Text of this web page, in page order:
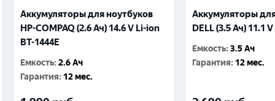
Аккумуляторы для ноутбуков
HP-COMPAQ (2.6 Ач) 14.6 V Li-ion
BT-1444E
Емкость:2.6 Ач
Гарантия: 12 мес.
Аккумуляторы
DELL (3.5 Ач) 11.1
Емкость:3.5 Ач
Гарантия: 12 мес.